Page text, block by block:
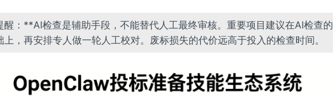
醒：**AI检查是辅助手段，不能替代人工最终审核。重要项目建议在AI检查的
上，再安排专人做一轮人工校对。废标损失的代价远高于投入的检查时间。